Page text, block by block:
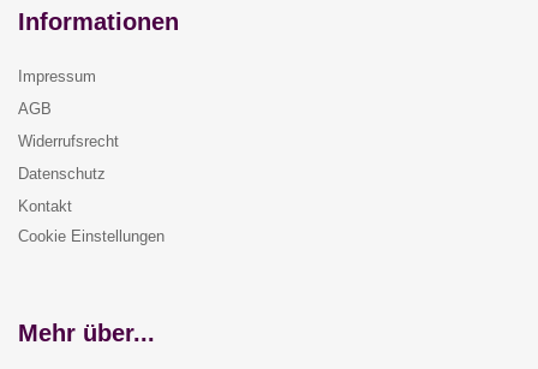
Informationen
Impressum
AGB
Widerrufsrecht
Datenschutz
Kontakt
Cookie Einstellungen
Mehr über...